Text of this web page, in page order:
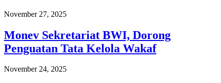
November 27, 2025
Monev Sekretariat BWI, Dorong
Penguatan Tata Kelola Wakaf
November 24, 2025